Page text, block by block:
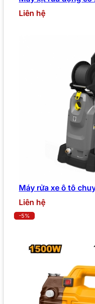
Liên hệ
Máy rửa xe ô tô
Liên hệ
-5%